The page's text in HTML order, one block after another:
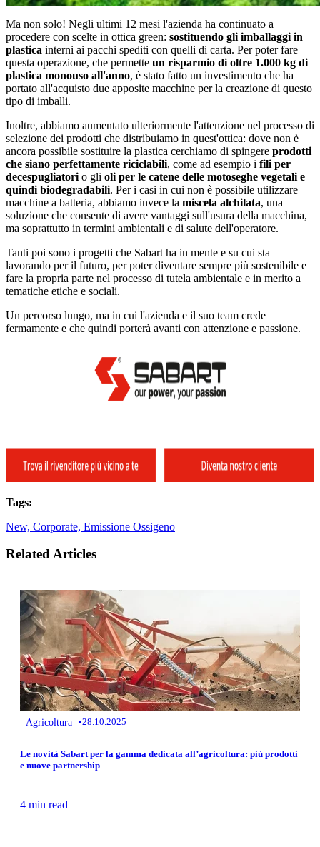
Ma non solo! Negli ultimi 12 mesi l'azienda ha continuato a
procedere con scelte in ottica green: sostituendo gli imballaggi in
plastica interni ai pacchi spediti con quelli di carta. Per poter fare
questa operazione, che permette un risparmio di oltre 1.000 kg di
plastica monouso all'anno, è stato fatto un investimento che ha
portato all'acquisto due apposite macchine per la creazione di questo
tipo di imballi.
Inoltre, abbiamo aumentato ulteriormente l'attenzione nel processo di
selezione dei prodotti che distribuiamo in quest'ottica: dove non è
ancora possibile sostituire la plastica cerchiamo di spingere prodotti
che siano perfettamente riciclabili, come ad esempio i fili per
decespugliatori o gli oli per le catene delle motoseghe vegetali e
quindi biodegradabili. Per i casi in cui non è possibile utilizzare
macchine a batteria, abbiamo invece la miscela alchilata, una
soluzione che consente di avere vantaggi sull'usura della macchina,
ma soprattutto in termini ambientali e di salute dell'operatore.
Tanti poi sono i progetti che Sabart ha in mente e su cui sta
lavorando per il futuro, per poter diventare sempre più sostenibile e
fare la propria parte nel processo di tutela ambientale e in merito a
tematiche etiche e sociali.
Un percorso lungo, ma in cui l'azienda e il suo team crede
fermamente e che quindi porterà avanti con attenzione e passione.
Tags:
New, Corporate, Emissione Ossigeno
Related Articles
Agricoltura •28.10.2025
Le novità Sabart per la gamma dedicata all’agricoltura: più prodotti
e nuove partnership
4 min read